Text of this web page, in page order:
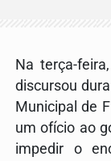
Na terça-
discursou
Municipal de
um ofício ao
impedir o